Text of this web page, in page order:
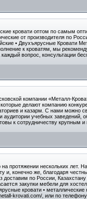
кровати оптом по самым
от производителя по
• Двухъярусные Кровати
к кроватям, мы
вопрос, консультации
компании «Металл-
делают компанию
и казарм. С нами можно
учебных заведений,
к сотрудничеству крупным и
протяжении нескольких лет.
и, конечно же, благодаря
доставим по России,
закупки мебели для
кровати •
krovati.com/, или по